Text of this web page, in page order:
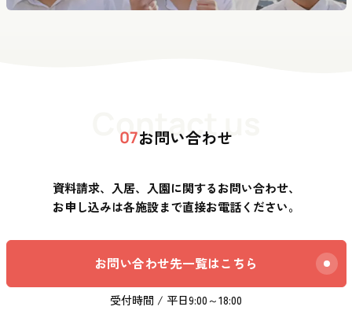
Contact us
07お問い合わせ
資料請求、入居、入園に関するお問い合わせ、
お申し込みは各施設まで直接お電話ください。
お問い合わせ先一覧はこちら
受付時間 / 平日9:00～18:00